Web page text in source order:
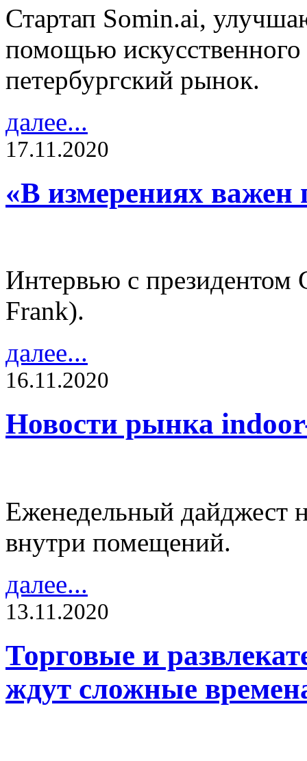
Стартап Somin.ai,
помощью
петербургский рынок.
далее...
17.11.2020
«В измерениях важен
Интервью с
Frank).
далее...
16.11.2020
Новости рынка
Еженедельный дайджест
внутри помещений.
далее...
13.11.2020
Торговые и
ждут сложные